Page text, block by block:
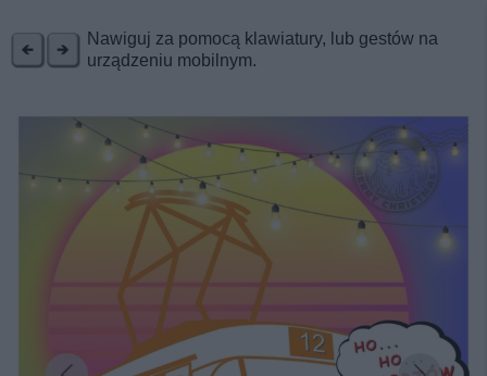
Nawiguj za pomocą klawiatury, lub gestów na
urządzeniu mobilnym.